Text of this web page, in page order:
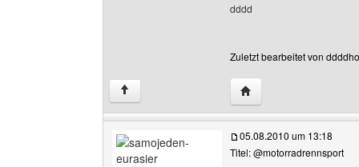
dddd
Zuletzt bearbeitet von
↑ Website dieses
05.08.2010 um 13:18
Titel: @motorradrennsport